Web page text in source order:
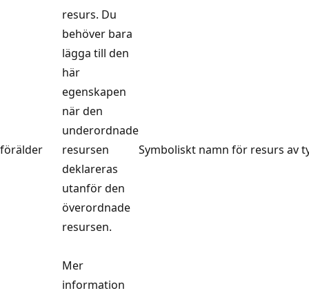
förälder
resurs. Du
behöver bara
lägga till den
här
egenskapen
när den
underordnade
resursen
deklareras
utanför den
överordnade
resursen.
Mer
information
Symboliskt namn för resurs av